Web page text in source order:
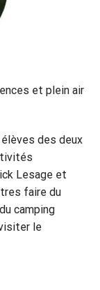
et plein air
des deux
Lesage et
faire du
camping
le